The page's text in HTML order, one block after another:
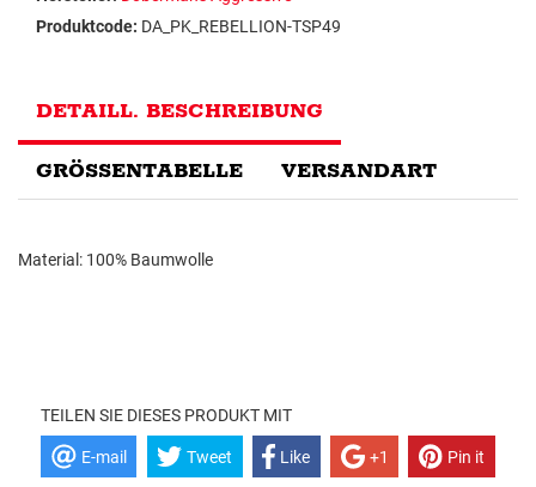
Produktcode: DA_PK_REBELLION-TSP49
DETAILL. BESCHREIBUNG
GRÖSSENTABELLE VERSANDART
Material: 100% Baumwolle
TEILEN SIE DIESES PRODUKT MIT
E-mail Tweet Like +1 Pin it